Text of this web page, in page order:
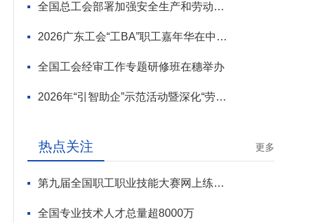
全国总工会部署加强安全生产和劳动保护工作
2026广东工会“工BA”职工嘉年华在中山举行
全国工会经审工作专题研修班在穗举办
2026年“引智助企”示范活动暨深化“劳模工匠进万企”专项行动启动
热点关注 更多
第九届全国职工职业技能大赛网上练兵正式启动
全国专业技术人才总量超8000万